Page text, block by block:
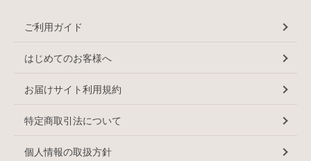
ご利用ガイド
はじめてのお客様へ
お届けサイト利用規約
特定商取引法について
個人情報の取扱方針